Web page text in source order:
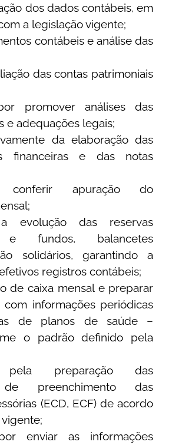
dos dados contábeis, em
a legislação vigente;
contábeis e análise das
das contas patrimoniais
promover análises das
e adequações legais;
da elaboração das
financeiras e das notas
conferir apuração do
a evolução das reservas
e fundos, balancetes
solidários, garantindo a
registros contábeis;
de caixa mensal e preparar
com informações periódicas
de planos de saúde –
o padrão definido pela
pela preparação das
de preenchimento das
(ECD, ECF) de acordo
enviar as informações